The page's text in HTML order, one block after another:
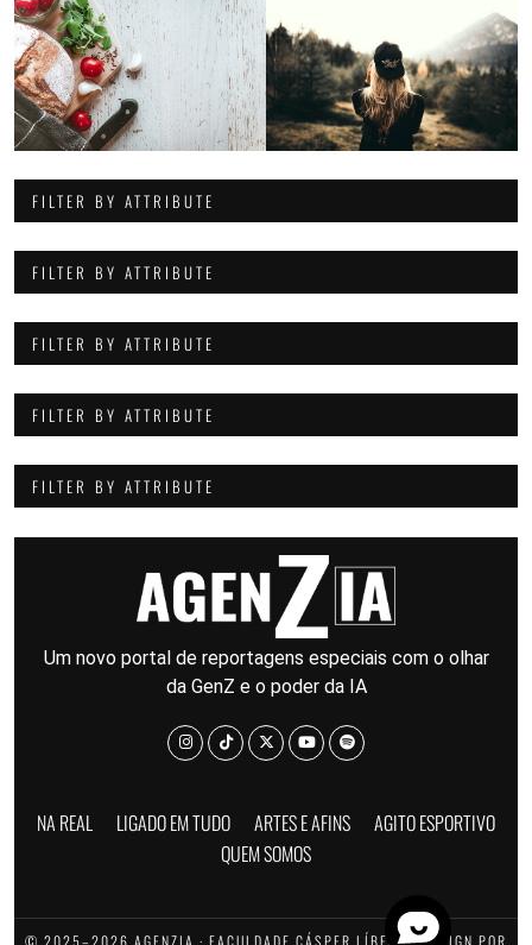
FILTER BY ATTRIBUTE
FILTER BY ATTRIBUTE
FILTER BY ATTRIBUTE
FILTER BY ATTRIBUTE
FILTER BY ATTRIBUTE
Um novo portal de reportagens especiais com o olhar
da GenZ e o poder da IA
NA REAL LIGADO EM TUDO ARTES E AFINS
AGITO ESPORTIVO
QUEM SOMOS
© 2025–2026 AGENZIA · FACULDADE CÁSPER LÍBERO · DESIGN POR